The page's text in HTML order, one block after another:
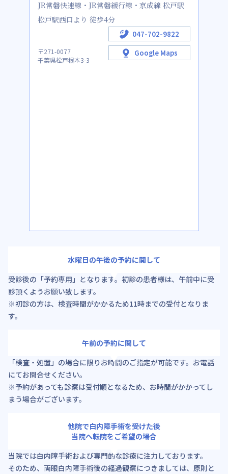
JR常磐快速線・JR常磐緩行線・京成線 松戸駅
松戸駅西口より 徒歩4分
047-702-9822
Google Maps
〒271-0077
千葉県松戸根本3-3
水曜日の午後の予約に関して
受診後の「予約専用」となります。初診の患者様は、午前中に受
診頂くようお願い致します。
※初診の方は、検査時間がかかるため11時までの受付となりま
す。
午前の予約に関して
「検査・処置」の場合に限りお時間のご指定が可能です。お電話
にてお問合せください。
※予約があっても診察は受付順となるため、お時間がかかってし
まう場合がございます。
他院で白内障手術を受けた後
当院へ転院をご希望の場合
当院では白内障手術および専門的な診療に注力しております。
そのため、両眼白内障手術後の経過観察につきましては、原則と